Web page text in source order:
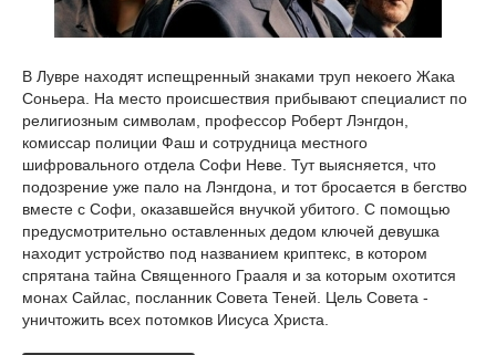
В Лувре находят испещренный знаками труп некоего Жака
Соньера. На место происшествия прибывают специалист по
религиозным символам, профессор Роберт Лэнгдон,
комиссар полиции Фаш и сотрудница местного
шифровального отдела Софи Неве. Тут выясняется, что
подозрение уже пало на Лэнгдона, и тот бросается в бегство
вместе с Софи, оказавшейся внучкой убитого. С помощью
предусмотрительно оставленных дедом ключей девушка
находит устройство под названием криптекс, в котором
спрятана тайна Священного Грааля и за которым охотится
монах Сайлас, посланник Совета Теней. Цель Совета -
уничтожить всех потомков Иисуса Христа.